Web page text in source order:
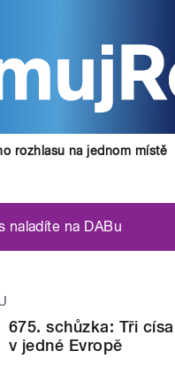
rozhlasu na jednom místě
naladíte na DABu
675. schůzka: Tři
v jedné Evropě